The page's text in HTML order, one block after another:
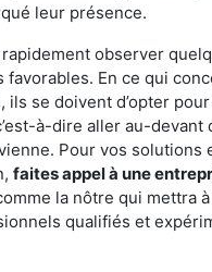
leur présence.
observer
favorables. En ce qui
ils se doivent d’opter
à-dire aller au-devant
Pour vos solutions
faites appel à une
la nôtre qui mettra
qualifiés et